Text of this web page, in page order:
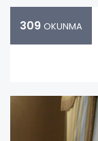
309 OKUNMA